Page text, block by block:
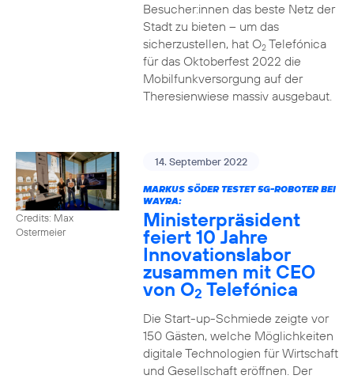
Besucher:innen das beste Netz der
Stadt zu bieten – um das
sicherzustellen, hat O2Telefónica
für das Oktoberfest 2022 die
Mobilfunkversorgung auf der
Theresienwiese massiv ausgebaut.
Credits: Max
Ostermeier
14. September 2022
MARKUS SÖDER TESTET 5G-ROBOTER BEI
WAYRA:
Ministerpräsident
feiert 10 Jahre
Innovationslabor
zusammen mit CEO
von O2 Telefónica
Die Start-up-Schmiede zeigte vor
150 Gästen, welche Möglichkeiten
digitale Technologien für Wirtschaft
und Gesellschaft eröffnen. Der